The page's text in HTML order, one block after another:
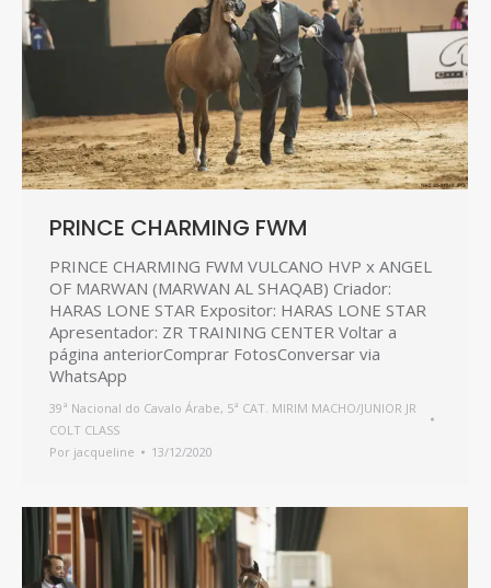
PRINCE CHARMING FWM
PRINCE CHARMING FWM VULCANO HVP x ANGEL
OF MARWAN (MARWAN AL SHAQAB) Criador:
HARAS LONE STAR Expositor: HARAS LONE STAR
Apresentador: ZR TRAINING CENTER Voltar a
página anteriorComprar FotosConversar via
WhatsApp
39ª Nacional do Cavalo Árabe, 5ª CAT. MIRIM MACHO/JUNIOR JR
COLT CLASS
Por jacqueline 13/12/2020